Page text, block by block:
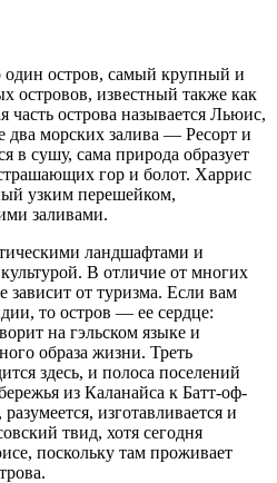
остров, самый крупный и
островов, известный также как
острова называется Льюис,
морских залива — Ресорт и
в сушу, сама природа образует
гор и болот. Харрис
узким перешейком,
заливами.
ландшафтами и
В отличие от многих
зависит от туризма. Если вам
то остров — ее сердце:
на гэльском языке и
образа жизни. Треть
здесь, и полоса поселений
из Каланайса к Батт-оф-
изготавливается и
твид, хотя сегодня
поскольку там проживает